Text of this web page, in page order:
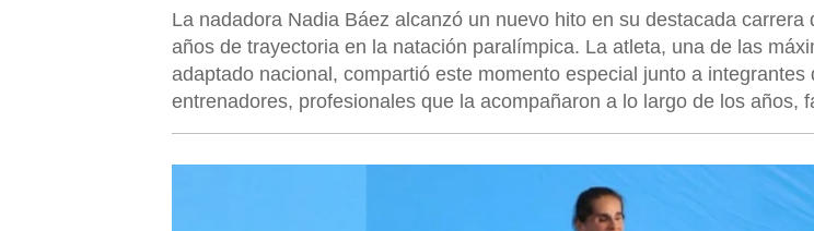
La nadadora Nadia Báez alcanzó un nuevo hito en su destacada carrera
años de trayectoria en la natación paralímpica. La atleta, una de las
adaptado nacional, compartió este momento especial junto a integrantes
entrenadores, profesionales que la acompañaron a lo largo de los años,